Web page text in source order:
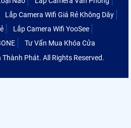
Lắp Camera Wifi Giá Rẻ Không Dây
Lắp Camera Wifi YooSee
Tư Vấn Mua Khóa Cửa
Phát. All Rights Reserved.